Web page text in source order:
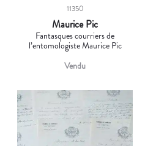
11350
Maurice Pic
Fantasques courriers de
l’entomologiste Maurice Pic
Vendu